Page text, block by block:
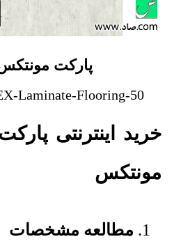
پارکت مونتکس
Laminate-Flooring-50
مونتکس
مطالعه مشخصات